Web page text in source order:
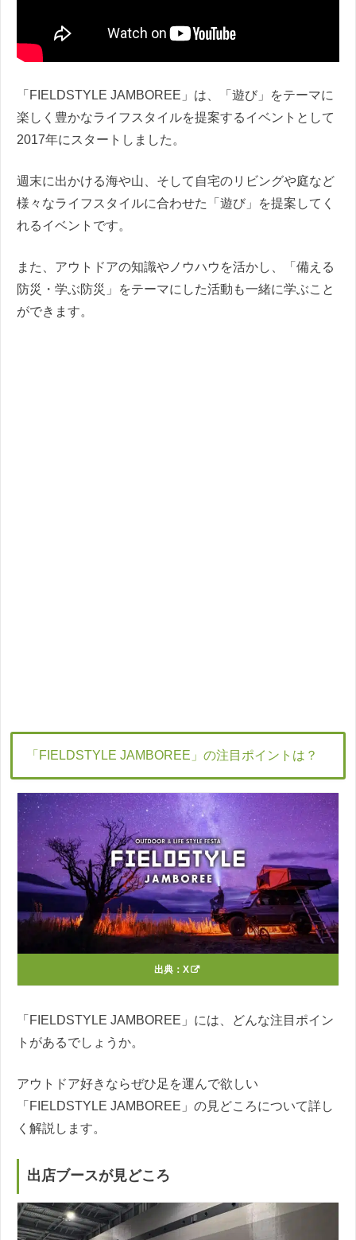
「FIELDSTYLE JAMBOREE」は、「遊び」をテーマに
楽しく豊かなライフスタイルを提案するイベントとして
2017年にスタートしました。
週末に出かける海や山、そして自宅のリビングや庭など
様々なライフスタイルに合わせた「遊び」を提案してく
れるイベントです。
また、アウトドアの知識やノウハウを活かし、「備える
防災・学ぶ防災」をテーマにした活動も一緒に学ぶこと
ができます。
「FIELDSTYLE JAMBOREE」の注目ポイントは？
出典： X
「FIELDSTYLE JAMBOREE」には、どんな注目ポイン
トがあるでしょうか。
アウトドア好きならぜひ足を運んで欲しい
「FIELDSTYLE JAMBOREE」の見どころについて詳し
く解説します。
出店ブースが見どころ